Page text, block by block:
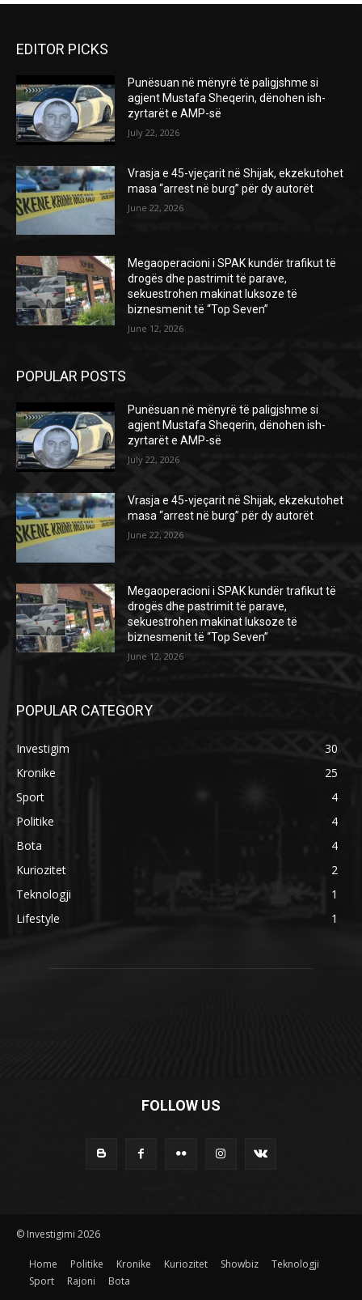
EDITOR PICKS
Punësuan në mënyrë të paligjshme si
agjent Mustafa Sheqerin, dënohen ish-
zyrtarët e AMP-së
July 22, 2026
Vrasja e 45-vjeçarit në Shijak, ekzekutohet
masa “arrest në burg” për dy autorët
June 22, 2026
Megaoperacioni i SPAK kundër trafikut të
drogës dhe pastrimit të parave,
sekuestrohen makinat luksoze të
biznesmenit të “Top Seven”
June 12, 2026
POPULAR POSTS
Punësuan në mënyrë të paligjshme si
agjent Mustafa Sheqerin, dënohen ish-
zyrtarët e AMP-së
July 22, 2026
Vrasja e 45-vjeçarit në Shijak, ekzekutohet
masa “arrest në burg” për dy autorët
June 22, 2026
Megaoperacioni i SPAK kundër trafikut të
drogës dhe pastrimit të parave,
sekuestrohen makinat luksoze të
biznesmenit të “Top Seven”
June 12, 2026
POPULAR CATEGORY
Investigim
30
Kronike
25
Sport
4
Politike
4
Bota
4
Kuriozitet
2
Teknologji
1
Lifestyle
1
FOLLOW US
© Investigimi 2026
Home Politike Kronike Kuriozitet Showbiz
Teknologji
Sport
Rajoni Bota